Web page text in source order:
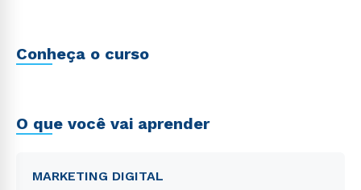
Conheça o curso
O que você vai aprender
MARKETING DIGITAL